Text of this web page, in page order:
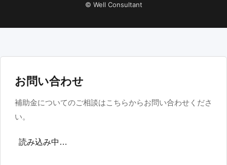
© Well Consultant
お問い合わせ
補助金についてのご相談はこちらからお問い合わせくださ
い。